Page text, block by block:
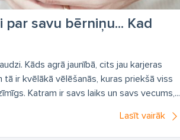
par savu bērniņu... Kad
Kāds agrā jaunībā, cits jau karjeras
tā ir kvēlākā vēlēšanās, kuras priekšā viss
Katram ir savs laiks un savs vecums,...
Lasīt vairāk